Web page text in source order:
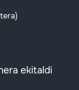
ekitaldi